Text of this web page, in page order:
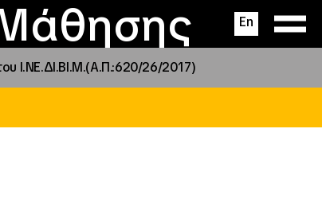
En
Ι.ΝΕ.ΔΙ.ΒΙ.Μ.(Α.Π.:620/26/2017)